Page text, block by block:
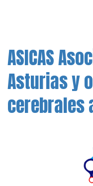
ASICAS
Asturias y
cerebrales